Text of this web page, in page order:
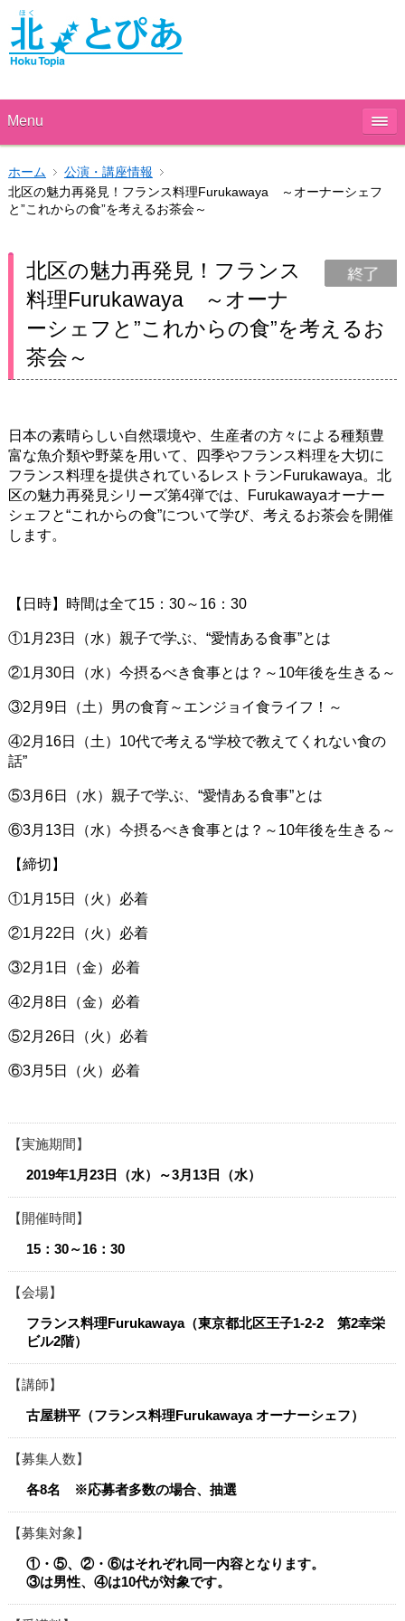
Menu
ホーム
公演・講座情報
北区の魅力再発見！フランス料理Furukawaya ～オーナーシェフ
と”これからの食”を考えるお茶会～
北区の魅力再発見！フランス
料理Furukawaya ～オーナ
ーシェフと”これからの食”を考えるお
茶会～
日本の素晴らしい自然環境や、生産者の方々による種類豊
富な魚介類や野菜を用いて、四季やフランス料理を大切に
フランス料理を提供されているレストランFurukawaya。北
区の魅力再発見シリーズ第4弾では、Furukawayaオーナー
シェフと“これからの食”について学び、考えるお茶会を開催
します。
【日時】時間は全て15：30～16：30
①1月23日（水）親子で学ぶ、“愛情ある食事”とは
②1月30日（水）今摂るべき食事とは？～10年後を生きる～
③2月9日（土）男の食育～エンジョイ食ライフ！～
④2月16日（土）10代で考える“学校で教えてくれない食の
話”
⑤3月6日（水）親子で学ぶ、“愛情ある食事”とは
⑥3月13日（水）今摂るべき食事とは？～10年後を生きる～
【締切】
①1月15日（火）必着
②1月22日（火）必着
③2月1日（金）必着
④2月8日（金）必着
⑤2月26日（火）必着
⑥3月5日（火）必着
実施期間
2019年1月23日（水）～3月13日（水）
開催時間
15：30～16：30
会場
フランス料理Furukawaya（東京都北区王子1-2-2 第2幸栄
ビル2階）
講師
古屋耕平（フランス料理Furukawaya オーナーシェフ）
募集人数
各8名 ※応募者多数の場合、抽選
募集対象
①・⑤、②・⑥はそれぞれ同一内容となります。
③は男性、④は10代が対象です。